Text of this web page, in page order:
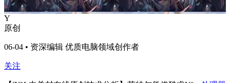
Y
原创
06-04 • 资深编辑 优质电脑领域创作者
关注